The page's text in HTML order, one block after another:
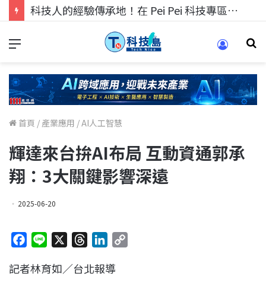
科技人的經驗傳承地！在 Pei Pei 科技專區，與學弟妹交流最硬核的技術
首頁 / 產業應用 /AI人工智慧
輝達來台拚AI布局 互動資通郭承
翔：3大關鍵影響深遠
2025-06-20
c
n
r
n
記者林育如／台北報導